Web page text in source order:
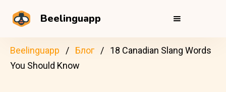
Beelinguapp
Beelinguapp Блог
18 Canadian Slang Words
You Should Know